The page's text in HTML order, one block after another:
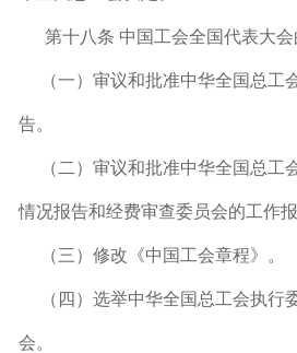
第十八条 中国工会全国代表大会
（一）审议和批准中华全国总工
告。
（二）审议和批准中华全国总工
情况报告和经费审查委员会的工作报
（三）修改《中国工会章程》。
（四）选举中华全国总工会执行
会。